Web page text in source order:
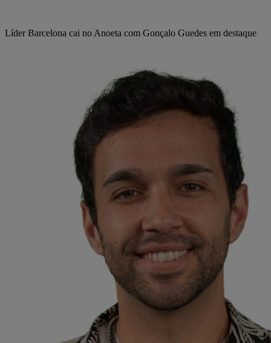
Líder Barcelona cai no Anoeta com Gonçalo Guedes em destaque